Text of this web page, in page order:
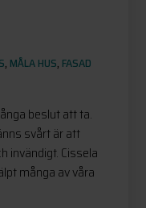
, MÅLA HUS, FASAD
beslut att ta.
svårt är att
invändigt. Cissela
många av våra